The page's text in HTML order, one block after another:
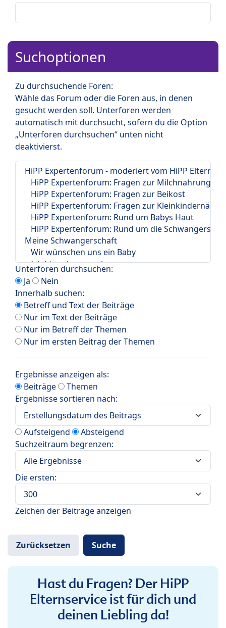
Suchoptionen
Zu durchsuchende Foren:
Wähle das Forum oder die Foren aus, in denen
gesucht werden soll. Unterforen werden
automatisch mit durchsucht, sofern du die Option
„Unterforen durchsuchen“ unten nicht
deaktivierst.
Unterforen durchsuchen:
Ja
Nein
Innerhalb suchen:
Betreff und Text der Beiträge
Nur im Text der Beiträge
Nur im Betreff der Themen
Nur im ersten Beitrag der Themen
Ergebnisse anzeigen als:
Beiträge
Themen
Ergebnisse sortieren nach:
Aufsteigend
Absteigend
Suchzeitraum begrenzen:
Die ersten:
Zeichen der Beiträge anzeigen
Hast du Fragen? Der HiPP
Elternservice ist für dich und
deinen Liebling da!